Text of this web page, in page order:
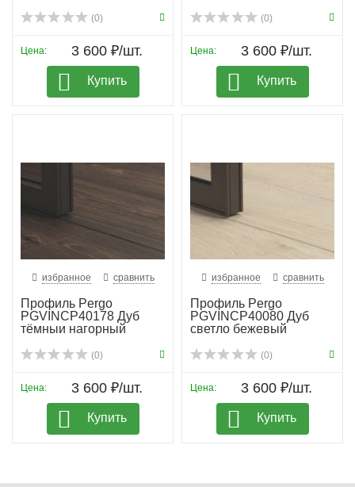
(0)
Цена: 3 600 ₽/шт.
Купить
(0)
Цена: 3 600 ₽/шт.
Купить
избранное сравнить
Профиль Pergo
PGVINCP40178 Дуб
тёмныи нагорный
(0)
Цена: 3 600 ₽/шт.
Купить
избранное сравнить
Профиль Pergo
PGVINCP40080 Дуб
светло бежевый
(0)
Цена: 3 600 ₽/шт.
Купить